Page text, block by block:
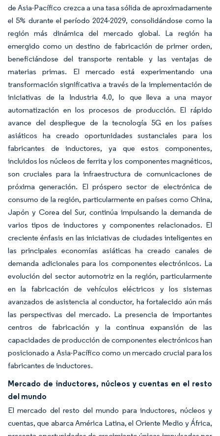
de Asia-Pacífico crezca a una tasa sólida de aproximadamente
el 5% durante el período 2024-2029, consolidándose como la
región más dinámica del mercado global. La región ha
emergido como un destino de fabricación de primer orden,
beneficiándose del transporte rentable y las ventajas de
materias primas. El mercado está experimentando una
transformación significativa a través de la implementación de
iniciativas de la Industria 4.0, lo que lleva a una mayor
automatización en los procesos de producción. El rápido
avance del despliegue de la tecnología 5G en los países
asiáticos ha creado oportunidades sustanciales para los
fabricantes de inductores, ya que estos componentes,
incluidos los núcleos de ferrita y los componentes magnéticos,
son cruciales para la infraestructura de comunicaciones de
próxima generación. El próspero sector de electrónica de
consumo de la región, particularmente en países como China,
Japón y Corea del Sur, continúa impulsando la demanda de
varios tipos de inductores y componentes relacionados. El
creciente énfasis en las iniciativas de ciudades inteligentes en
las principales economías asiáticas ha creado canales de
demanda adicionales para los componentes electrónicos. La
evolución del sector automotriz en la región, particularmente
en la fabricación de vehículos eléctricos y los sistemas
avanzados de asistencia al conductor, ha fortalecido aún más
las perspectivas del mercado. La presencia de importantes
centros de fabricación y la continua expansión de las
capacidades de producción de componentes electrónicos han
posicionado a Asia-Pacífico como un mercado crucial para los
fabricantes de inductores.
Mercado de inductores, núcleos y cuentas en el resto
del mundo
El mercado del resto del mundo para inductores, núcleos y
cuentas, que abarca América Latina, el Oriente Medio y África,